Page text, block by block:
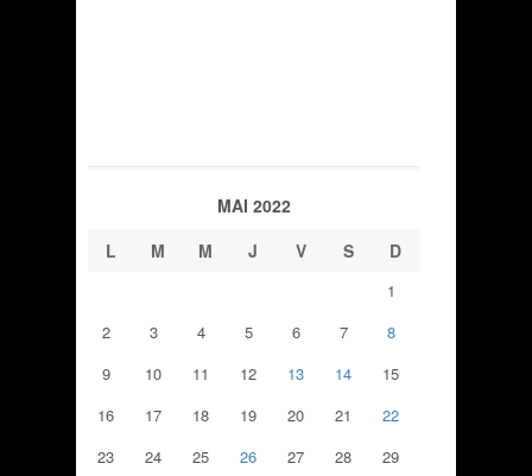
MAI 2022
L
M M J V S D
1
2
3 4 5 6 7
8
9
10 11 12 13 14
15
16
17 18 19 20 21
22
23
24 25 26 27 28
29